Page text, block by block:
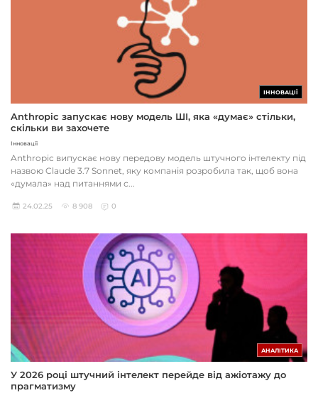
ІННОВАЦІЇ
Anthropic запускає нову модель ШІ, яка «думає» стільки,
скільки ви захочете
Інновації
Anthropic випускає нову передову модель штучного інтелекту під
назвою Claude 3.7 Sonnet, яку компанія розробила так, щоб вона
«думала» над питаннями с...
24.02.25 8 908 0
АНАЛІТИКА
У 2026 році штучний інтелект перейде від ажіотажу до
прагматизму